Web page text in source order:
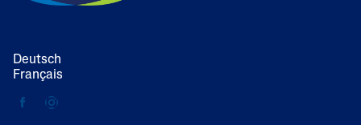
Deutsch
Français